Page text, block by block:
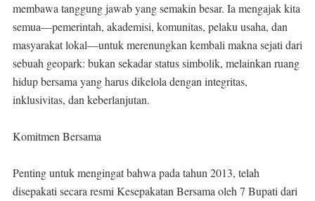
membawa tanggung jawab yang semakin besar. Ia mengajak kita
semua—pemerintah, akademisi, komunitas, pelaku usaha, dan
masyarakat lokal—untuk merenungkan kembali makna sejati dari
sebuah geopark: bukan sekadar status simbolik, melainkan ruang
hidup bersama yang harus dikelola dengan integritas,
inklusivitas, dan keberlanjutan.
Komitmen Bersama
Penting untuk mengingat bahwa pada tahun 2013, telah
disepakati secara resmi Kesepakatan Bersama oleh 7 Bupati dari